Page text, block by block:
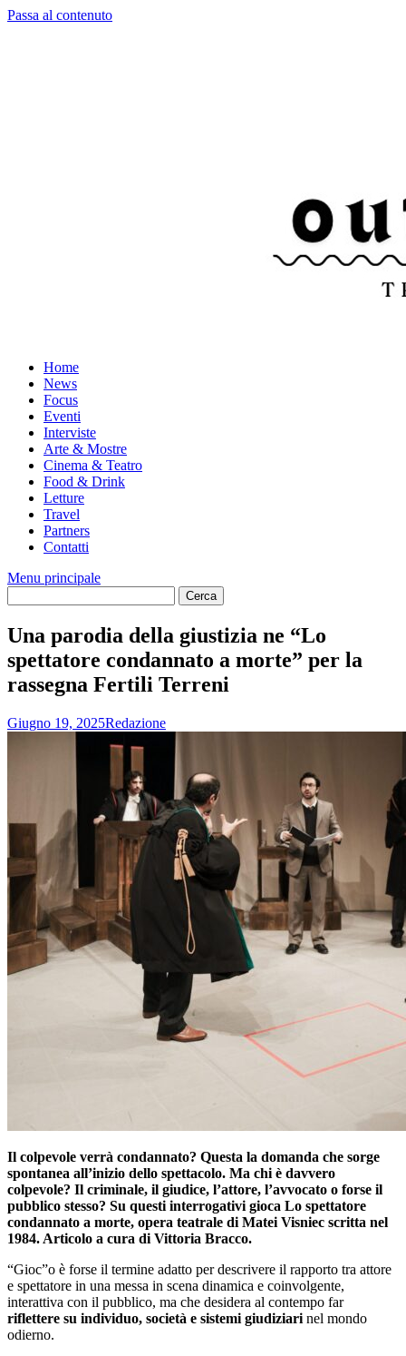
Passa al contenuto
Home
News
Focus
Eventi
Interviste
Arte & Mostre
Cinema & Teatro
Food & Drink
Letture
Travel
Partners
Contatti
Menu principale
Una parodia della giustizia ne “Lo
spettatore condannato a morte” per la
rassegna Fertili Terreni
Giugno 19, 2025Redazione
Il colpevole verrà condannato? Questa la domanda che sorge
spontanea all’inizio dello spettacolo. Ma chi è davvero
colpevole? Il criminale, il giudice, l’attore, l’avvocato o forse il
pubblico stesso? Su questi interrogativi gioca Lo spettatore
condannato a morte, opera teatrale di Matei Visniec scritta nel
1984. Articolo a cura di Vittoria Bracco.
“Gioc”o è forse il termine adatto per descrivere il rapporto tra attore
e spettatore in una messa in scena dinamica e coinvolgente,
interattiva con il pubblico, ma che desidera al contempo far
riflettere su individuo, società e sistemi giudiziari nel mondo
odierno.